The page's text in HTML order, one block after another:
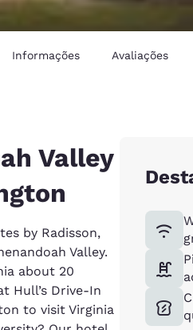
Informações Avaliações
Valley
by Radisson,
Valley.
about 20
Hull’s Drive-In
to visit Virginia